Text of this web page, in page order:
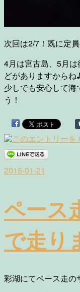
次回は2/7！既に定
4月は宮古島、5月
どがありますからね
少しでも安心して海
う！
2015-01-21
ペース
で走り
彩湖にてペース走の